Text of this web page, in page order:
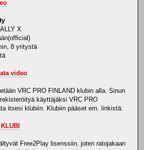
X
8 yritystä
video
VRC PRO FINLAND klubin alla. Sinun
käyttäjäksi VRC PRO
itsesi klubiin. Klubiin pääset em. linkistä:
Free2Play lisenssiin, joten ratojakaan